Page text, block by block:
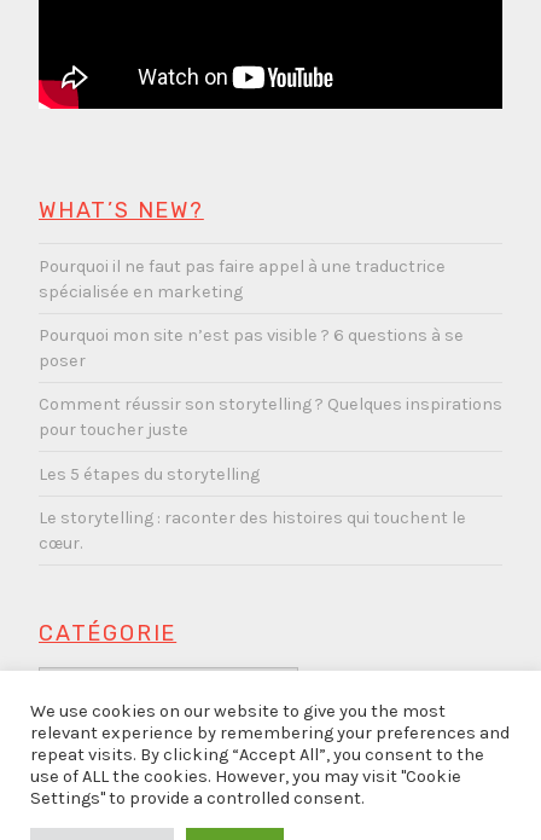
WHAT’S NEW?
Pourquoi il ne faut pas faire appel à une traductrice
spécialisée en marketing
Pourquoi mon site n’est pas visible ? 6 questions à se
poser
Comment réussir son storytelling ? Quelques inspirations
pour toucher juste
Les 5 étapes du storytelling
Le storytelling : raconter des histoires qui touchent le
cœur.
CATÉGORIE
PROUDLY POWERED BY WORDPRESS
We use cookies on our website to give you the most
relevant experience by remembering your preferences and
repeat visits. By clicking “Accept All”, you consent to the
use of ALL the cookies. However, you may visit "Cookie
Settings" to provide a controlled consent.